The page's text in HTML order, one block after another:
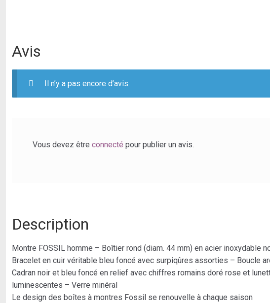
Avis
Il n’y a pas encore d’avis.
Vous devez être connecté pour publier un avis.
Description
Montre FOSSIL homme – Boîtier rond (diam. 44 mm) en acier
Bracelet en cuir véritable bleu foncé avec surpiqûres assorties – Boucle
Cadran noir et bleu foncé en relief avec chiffres romains doré rose et
luminescentes – Verre minéral
Le design des boîtes à montres Fossil se renouvelle à chaque saison